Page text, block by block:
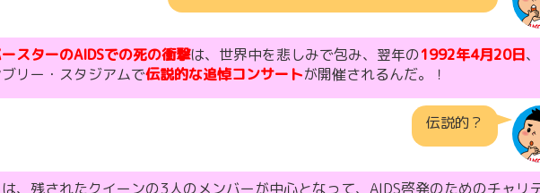
スターのAIDSでの死の衝撃は、世界中を悲しみで包み、翌年の1992年4月20日
リー・スタジアムで伝説的な追悼コンサートが開催されるんだ。！
伝説的？
、残されたクイーンの3人のメンバーが中心となって、AIDS啓発のためのチャリ